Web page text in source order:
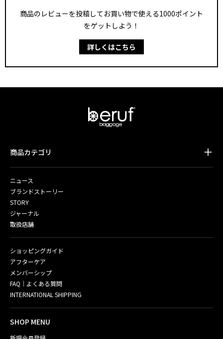
商品のレビューを投稿してお買い物で使える1000ポイント
をゲットしよう！
詳しくはこちら
商品カテゴリ
ニュース
ブランドストーリー
STORY
ジャーナル
取扱店舗
ショッピングガイド
アフターケア
メンバーシップ
FAQ｜よくある質問
INTERNATIONAL SHIPPING
SHOP MENU